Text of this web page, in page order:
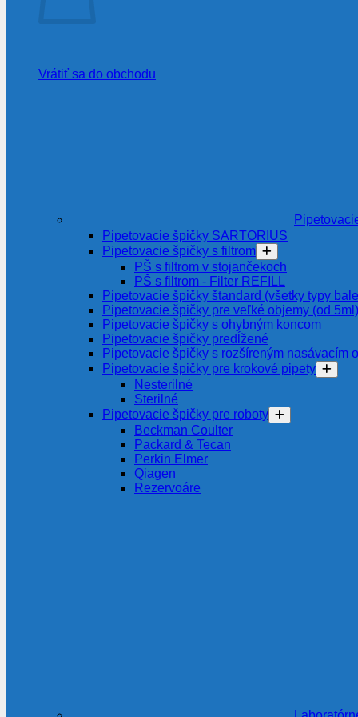
Vrátiť sa do obchodu
Pipetovacie špičky SARTORIUS
Pipetovacie špičky s filtrom
PŠ s filtrom v stojančekoch
PŠ s filtrom - Filter REFILL
Pipetovacie špičky štandard (všetky typy
Pipetovacie špičky pre veľké objemy (od 5ml)
Pipetovacie špičky s ohybným koncom
Pipetovacie špičky predĺžené
Pipetovacie špičky s rozšíreným nasávacím
Pipetovacie špičky pre krokové pipety
Nesterilné
Sterilné
Pipetovacie špičky pre roboty
Beckman Coulter
Packard & Tecan
Perkin Elmer
Qiagen
Rezervoáre